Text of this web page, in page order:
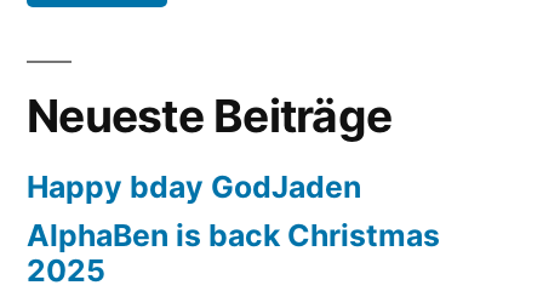
Neueste Beiträge
Happy bday GodJaden
AlphaBen is back Christmas
2025